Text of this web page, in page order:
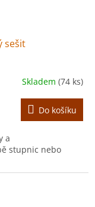
sešit
Skladem (74 ks)
Do košíku
a
stupnic nebo